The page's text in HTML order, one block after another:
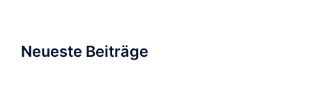
Neueste Beiträge